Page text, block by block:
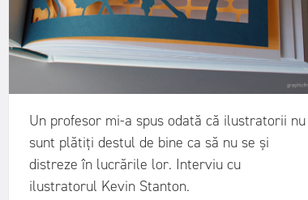
Un profesor mi-a spus odată că ilustratorii nu
sunt plătiți destul de bine ca să nu se și
distreze în lucrările lor. Interviu cu
ilustratorul Kevin Stanton.